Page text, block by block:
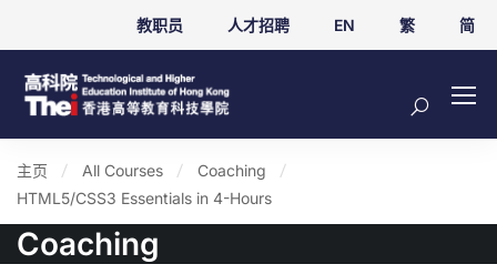
教职员 人才招聘 EN 繁 简
主页 All Courses
Coaching
HTML5/CSS3 Essentials in 4-Hours
Coaching